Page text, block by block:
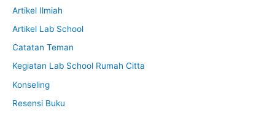
Artikel Ilmiah
Artikel Lab School
Catatan Teman
Kegiatan Lab School Rumah Citta
Konseling
Resensi Buku